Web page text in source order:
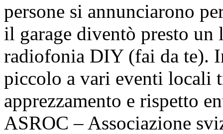
persone si annunciarono
il garage diventò presto
radiofonia DIY (fai da te).
piccolo a vari eventi locali
apprezzamento e rispetto
ASROC – Associazione